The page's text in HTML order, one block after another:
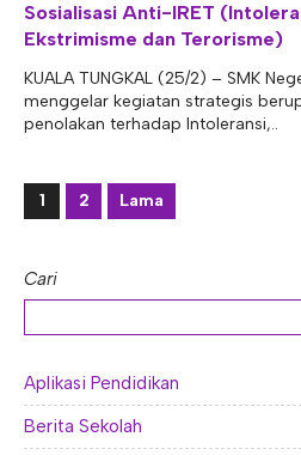
Sosialisasi Anti-IRET
Ekstrimisme dan Terorisme)
KUALA TUNGKAL (25/2) – SMK
menggelar kegiatan strategis
penolakan terhadap Intoleransi,..
1 2 Lama
Cari
Aplikasi Pendidikan
Berita Sekolah